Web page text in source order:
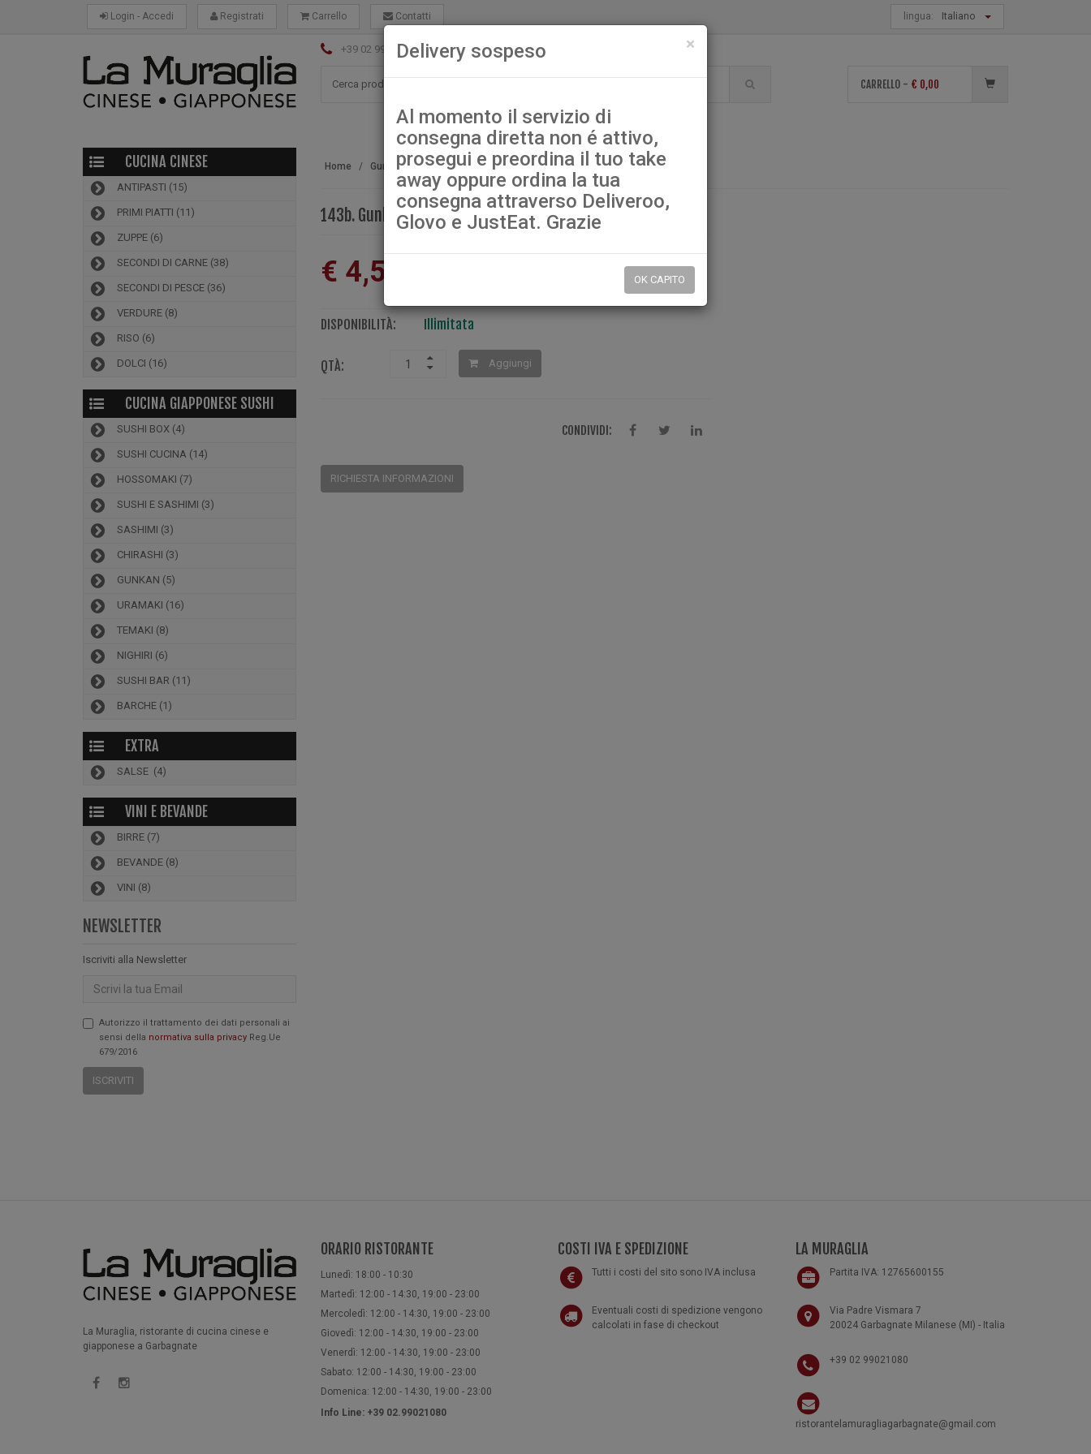
Login - Accedi Registrati Carrello Contatti lingua: Italiano
+39 02 99021080 ristorantelamuragliagarbagnate@gmail.com
CARRELLO - € 0,00
CUCINA CINESE
ANTIPASTI (15)
PRIMI PIATTI (11)
ZUPPE (6)
SECONDI DI CARNE (38)
SECONDI DI PESCE (36)
VERDURE (8)
RISO (6)
DOLCI (16)
CUCINA GIAPPONESE SUSHI
SUSHI BOX (4)
SUSHI CUCINA (14)
HOSSOMAKI (7)
SUSHI E SASHIMI (3)
SASHIMI (3)
CHIRASHI (3)
GUNKAN (5)
URAMAKI (16)
TEMAKI (8)
NIGHIRI (6)
SUSHI BAR (11)
BARCHE (1)
EXTRA
SALSE (4)
VINI E BEVANDE
BIRRE (7)
BEVANDE (8)
VINI (8)
NEWSLETTER
Iscriviti alla Newsletter
Email
Autorizzo il trattamento dei dati personali ai
sensi della normativa sulla privacy Reg.Ue
679/2016
ISCRIVITI
Home Gunkan 143b. Gunkan Philadelphia
143b. Gunkan Philadelphia
€ 4,50
DISPONIBILITÀ: Illimitata
QTÀ: Aggiungi
CONDIVIDI:
RICHIESTA INFORMAZIONI
La Muraglia, ristorante di cucina cinese e
giapponese a Garbagnate
ORARIO RISTORANTE
Lunedì: 18:00 - 10:30
Martedì: 12:00 - 14:30, 19:00 - 23:00
Mercoledì: 12:00 - 14:30, 19:00 - 23:00
Giovedì: 12:00 - 14:30, 19:00 - 23:00
Venerdì: 12:00 - 14:30, 19:00 - 23:00
Sabato: 12:00 - 14:30, 19:00 - 23:00
Domenica: 12:00 - 14:30, 19:00 - 23:00
Info Line: +39 02.99021080
COSTI IVA E SPEDIZIONE
Tutti i costi del sito sono IVA inclusa
Eventuali costi di spedizione vengono
calcolati in fase di checkout
LA MURAGLIA
Partita IVA: 12765600155
Via Padre Vismara 7
20024 Garbagnate Milanese (MI) - Italia
+39 02 99021080
ristorantelamuragliagarbagnate@gmail.com
×
Delivery sospeso
Al momento il servizio di
consegna diretta non é attivo,
prosegui e preordina il tuo take
away oppure ordina la tua
consegna attraverso Deliveroo,
Glovo e JustEat. Grazie
OK CAPITO